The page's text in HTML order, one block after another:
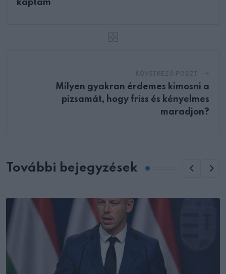
kaptam
Milyen gyakran érdemes kimosni a
pizsamát, hogy friss és kényelmes
maradjon?
További bejegyzések